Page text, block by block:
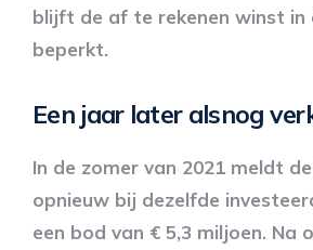
blijft de af te rekenen winst in
beperkt.
Een jaar later alsnog
In de zomer van 2021 meldt
opnieuw bij dezelfde
een bod van € 5,3 miljoen. Na